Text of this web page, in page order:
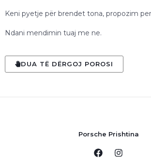
Keni pyetje për brendet tona, propozim
Ndani mendimin tuaj me ne.
DUA TË DËRGOJ POROSI
Porsche Prishtina